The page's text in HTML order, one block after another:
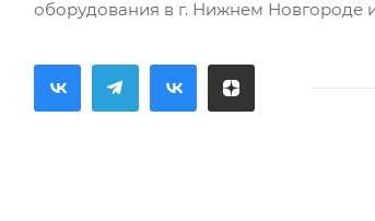
оборудования в г. Нижнем Новгороде